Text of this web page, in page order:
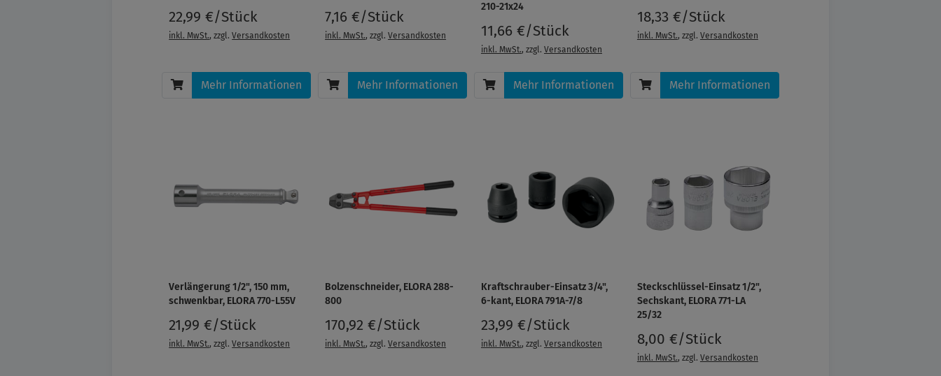
22,99 €/Stück
inkl. MwSt., zzgl.Versandkosten
Mehr Informationen
7,16 €/Stück
inkl. MwSt., zzgl.Versandkosten
Mehr Informationen
210-21x24
11,66 €/Stück
inkl. MwSt., zzgl. Versandkosten
Mehr Informationen
18,33 €/Stück
inkl. MwSt., zzgl. Versandkosten
Mehr Informationen
Verlängerung 1/2", 150 mm,
schwenkbar, ELORA 770-L55V
21,99 €/Stück
inkl. MwSt., zzgl.Versandkosten
Bolzenschneider, ELORA 288-
800
170,92 €/Stück
inkl. MwSt., zzgl.Versandkosten
Kraftschrauber-Einsatz 3/4",
6-kant, ELORA 791A-7/8
23,99 €/Stück
inkl. MwSt., zzgl. Versandkosten
Steckschlüssel-Einsatz 1/2",
Sechskant, ELORA 771-LA
25/32
8,00 €/Stück
inkl. MwSt., zzgl. Versandkosten